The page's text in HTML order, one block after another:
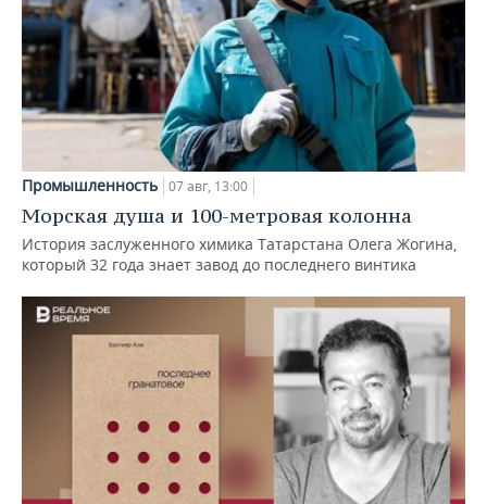
Промышленность 07 авг, 13:00
Морская душа и 100-метровая колонна
История заслуженного химика Татарстана Олега Жогина,
который 32 года знает завод до последнего винтика